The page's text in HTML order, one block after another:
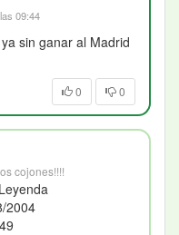
09:44
sin ganar al Madrid
0 0
cojones!!!!
2004